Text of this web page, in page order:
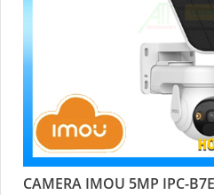
CAMERA IMOU 5MP IPC-